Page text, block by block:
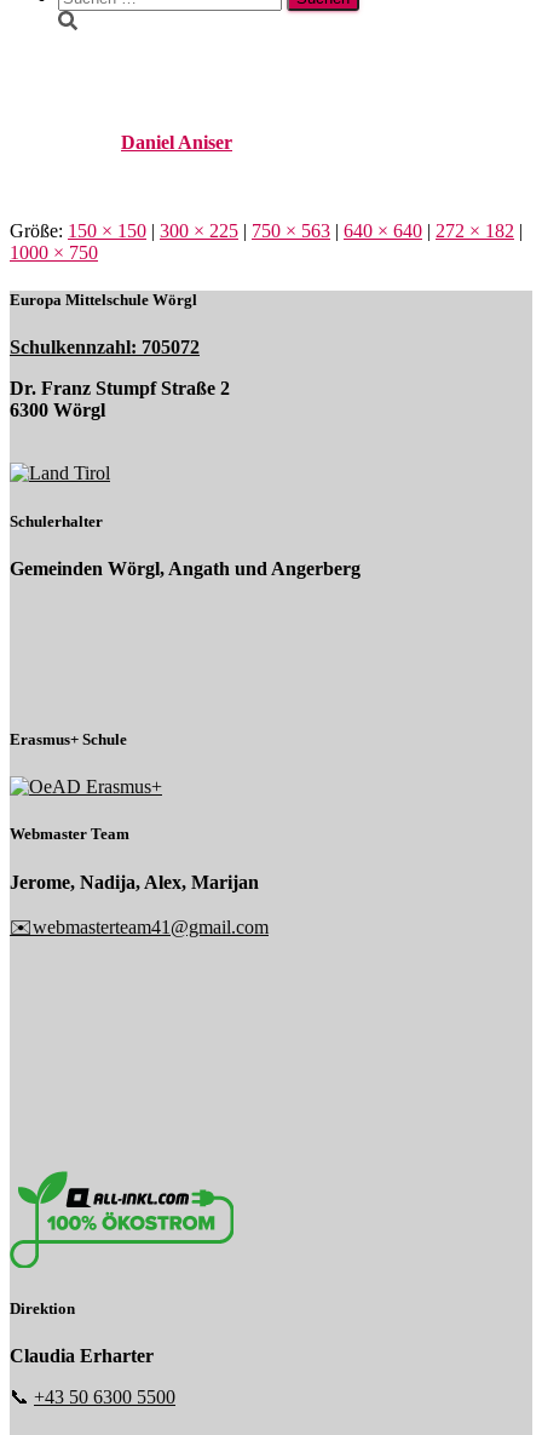
nach:
Daniel Aniser
Größe: 150 × 150 | 300 × 225 | 750 × 563 | 640 × 640 | 272 × 182 |
1000 × 750
Europa Mittelschule Wörgl
Schulkennzahl: 705072
Dr. Franz Stumpf Straße 2
6300 Wörgl
Schulerhalter
Gemeinden Wörgl, Angath und Angerberg
Erasmus+ Schule
Webmaster Team
Jerome, Nadija, Alex, Marijan
✉️webmasterteam41@gmail.com
Direktion
Claudia Erharter
📞 +43 50 6300 5500